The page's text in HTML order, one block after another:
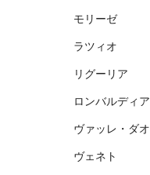
モリーゼ
ラツィオ
リグーリア
ロンバルディア
ヴァッレ・ダ
ヴェネト